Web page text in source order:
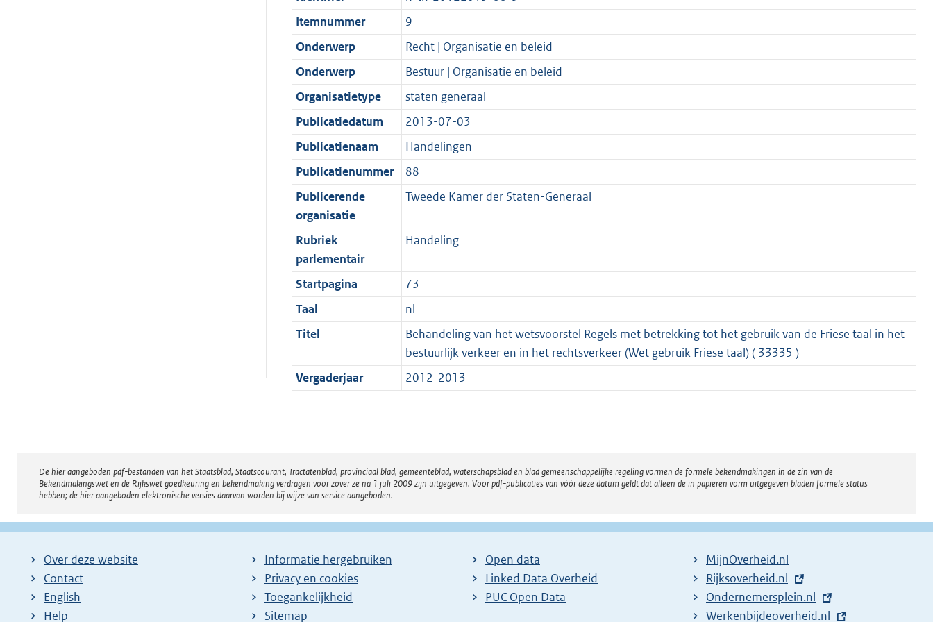
Itemnummer
9
Onderwerp
Recht | Organisatie en beleid
Onderwerp
Bestuur | Organisatie en beleid
Organisatietype
staten generaal
Publicatiedatum
2013-07-03
Publicatienaam
Handelingen
Publicatienummer
88
Publicerende
organisatie
Tweede Kamer der Staten-Generaal
Rubriek
parlementair
Handeling
Startpagina
73
Taal
nl
Titel
Behandeling van het wetsvoorstel Regels met betrekking tot het gebruik van de Friese taal in het
bestuurlijk verkeer en in het rechtsverkeer (Wet gebruik Friese taal) ( 33335 )
Vergaderjaar
2012-2013
Disclaimer
De hier aangeboden pdf-bestanden van het Staatsblad, Staatscourant, Tractatenblad, provinciaal blad, gemeenteblad, waterschapsblad en blad gemeenschappelijke regeling vormen de formele bekendmakingen in de zin van de
Bekendmakingswet en de Rijkswet goedkeuring en bekendmaking verdragen voor zover ze na 1 juli 2009 zijn uitgegeven. Voor pdf-publicaties van vóór deze datum geldt dat alleen de in papieren vorm uitgegeven bladen formele status
hebben; de hier aangeboden elektronische versies daarvan worden bij wijze van service aangeboden.
Over deze website
Contact
English
Help
Informatie hergebruiken
Privacy en cookies
Toegankelijkheid
Sitemap
Open data
Linked Data Overheid
PUC Open Data
MijnOverheid.nl
E
x
t
Rijksoverheid.nl
E
x
Ondernemersplein.nl
E
Werkenbijdeoverheid.nl